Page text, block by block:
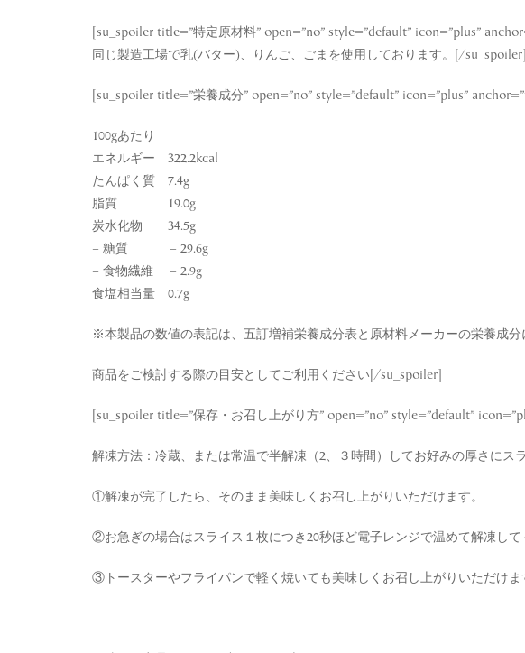
[su_spoiler title=”特定原材料” open=”no” style=”default” icon=”plus”
同じ製造工場で乳(バター)、りんご、ごまを使用しております。[/su_spoiler]
[su_spoiler title=”栄養成分” open=”no” style=”default” icon=”plus”
100gあたり
エネルギー 322.2kcal
たんぱく質 7.4g
脂質 19.0g
炭水化物 34.5g
– 糖質 – 29.6g
– 食物繊維 – 2.9g
食塩相当量 0.7g
※本製品の数値の表記は、五訂増補栄養成分表と原材料メーカーの栄養成
商品をご検討する際の目安としてご利用ください[/su_spoiler]
[su_spoiler title=”保存・お召し上がり方” open=”no” style=”default”
解凍方法：冷蔵、または常温で半解凍（2、３時間）してお好みの厚さにス
①解凍が完了したら、そのまま美味しくお召し上がりいただけます。
②お急ぎの場合はスライス１枚につき20秒ほど電子レンジで温めて解凍して
③トースターやフライパンで軽く焼いても美味しくお召し上がりいただけま